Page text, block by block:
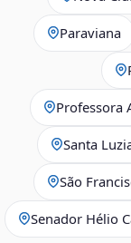
Paraviana
Professora
Santa
São
Senador Hélio